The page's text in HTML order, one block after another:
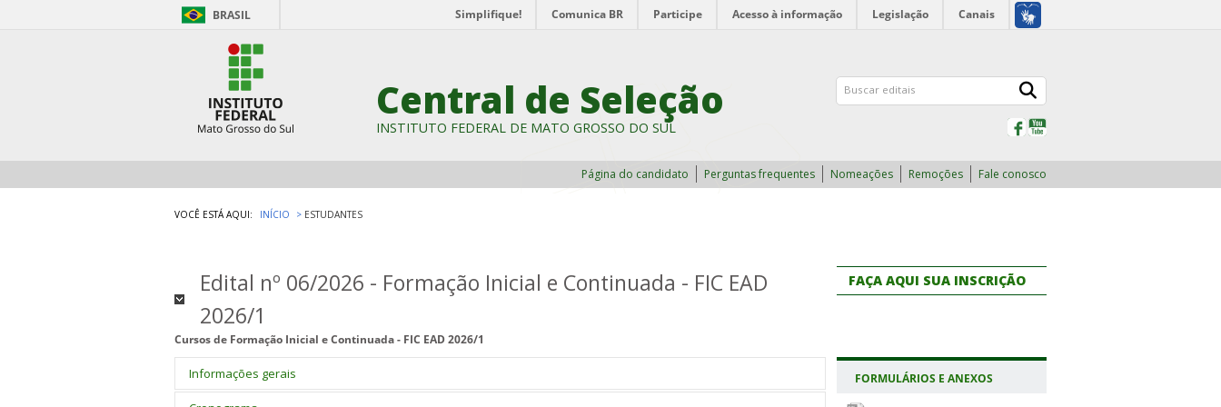
BRASIL Simplifique! Comunica BR Participe Acesso à informação Legislação Canais
Central de Seleção
INSTITUTO FEDERAL DE MATO GROSSO DO SUL Facebook
Página do candidato Perguntas frequentes Nomeações Remoções Fale conosco
VOCÊ ESTÁ AQUI: INÍCIO ESTUDANTES
Edital nº 06/2026 - Formação Inicial e Continuada - FIC EAD
2026/1
Cursos de Formação Inicial e Continuada - FIC EAD 2026/1
FAÇA AQUI SUA INSCRIÇÃO
Informações gerais
FORMULÁRIOS E ANEXOS